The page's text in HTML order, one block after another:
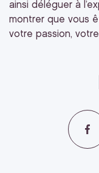
ainsi déléguer à
montrer que vous
votre passion,